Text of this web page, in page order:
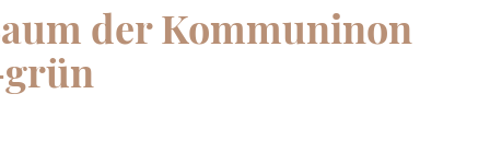
der Kommuninon